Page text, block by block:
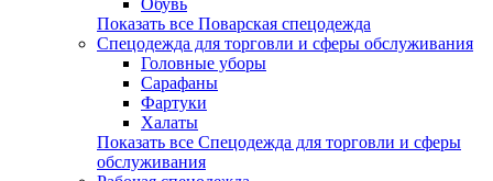
Обувь
Показать все Поварская спецодежда
Спецодежда для торговли и сферы обслуживания
Головные уборы
Сарафаны
Фартуки
Халаты
Показать все Спецодежда для торговли и сферы
обслуживания